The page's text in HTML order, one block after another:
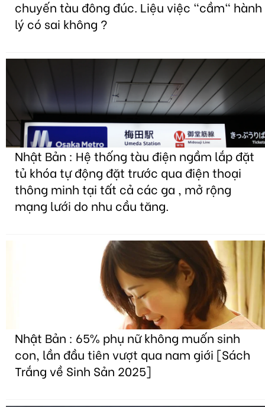
chuyến tàu đông đúc. Liệu việc "cầm" hành
lý có sai không ?
Nhật Bản : Hệ thống tàu điện ngầm lắp đặt
tủ khóa tự động đặt trước qua điện thoại
thông minh tại tất cả các ga , mở rộng
mạng lưới do nhu cầu tăng.
Nhật Bản : 65% phụ nữ không muốn sinh
con, lần đầu tiên vượt qua nam giới [Sách
Trắng về Sinh Sản 2025]